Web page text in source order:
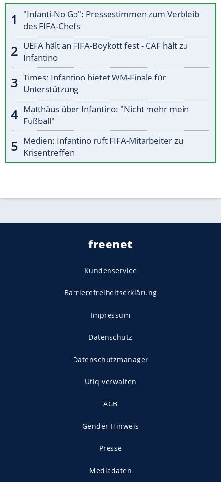
"Infanti-No Go": Pressestimmen zum Verbleib
des FIFA-Chefs
UEFA hält an FIFA-Boykott fest - CAF hält zu
Infantino
Times: Infantino bietet WM-Finale für
Unterstützung
Matthäus über Infantino: "Nicht mehr mein
Fußball"
Medien: Infantino ruft FIFA-Mitarbeiter zu
Krisentreffen
freenet
Kundenservice
Barrierefreiheitserklärung
Impressum
Datenschutz
Datenschutzmanager
Utiq verwalten
AGB
Gender-Hinweis
Presse
Mediadaten